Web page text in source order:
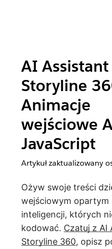
AI
Storyline
Animacje
wejściowe
JavaScript
Artykuł zaktualizowany
Ożyw swoje treści
wejściowym opartym
inteligencji, których
kodować. Czatuj z AI
Storyline 360, opisz